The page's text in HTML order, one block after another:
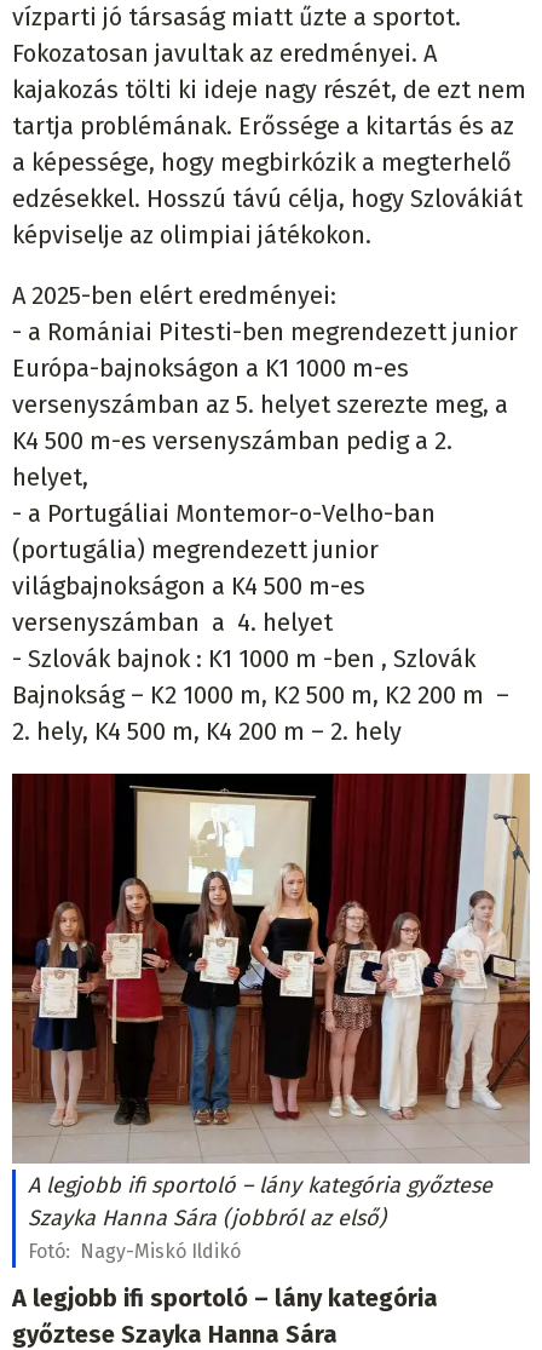
vízparti jó társaság miatt űzte a sportot.
Fokozatosan javultak az eredményei. A
kajakozás tölti ki ideje nagy részét, de ezt nem
tartja problémának. Erőssége a kitartás és az
a képessége, hogy megbirkózik a megterhelő
edzésekkel. Hosszú távú célja, hogy Szlovákiát
képviselje az olimpiai játékokon.
A 2025-ben elért eredményei:
- a Romániai Pitesti-ben megrendezett junior
Európa-bajnokságon a K1 1000 m-es
versenyszámban az 5. helyet szerezte meg, a
K4 500 m-es versenyszámban pedig a 2.
helyet,
- a Portugáliai Montemor-o-Velho-ban
(portugália) megrendezett junior
világbajnokságon a K4 500 m-es
versenyszámban a 4. helyet
- Szlovák bajnok : K1 1000 m -ben , Szlovák
Bajnokság – K2 1000 m, K2 500 m, K2 200 m –
2. hely, K4 500 m, K4 200 m – 2. hely
A legjobb ifi sportoló – lány kategória győztese
Szayka Hanna Sára (jobbról az első)
Fotó: Nagy-Miskó Ildikó
A legjobb ifi sportoló – lány kategória
győztese Szayka Hanna Sára